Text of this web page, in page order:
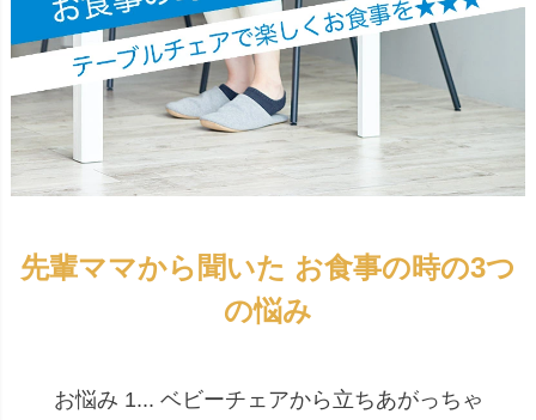
先輩ママから聞いた お食事の時の3つ
の悩み
お悩み 1... ベビーチェアから立ちあがっちゃ